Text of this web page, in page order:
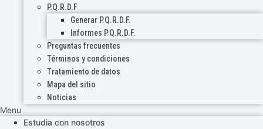
P.Q.R.D.F
Generar P.Q.R.D.F.
Informes P.Q.R.D.F.
Preguntas frecuentes
Términos y condiciones
Tratamiento de datos
Mapa del sitio
Noticias
Menu
Estudia con nosotros